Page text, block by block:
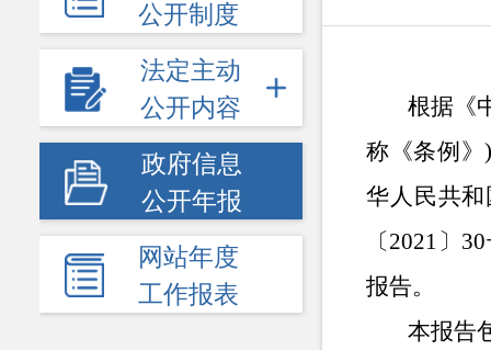
公开制度
法定主动
公开内容
政府信息
公开年报
网站年度
工作报表
根据《
称《条例》
华人民共
〔2021 〕 30
报告。
本报告